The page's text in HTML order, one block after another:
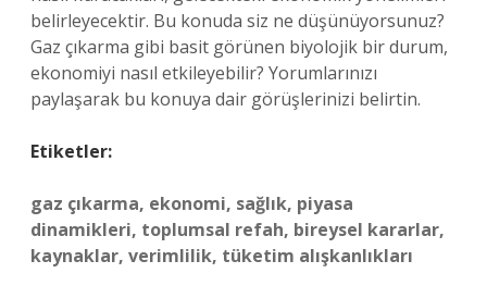
belirleyecektir. Bu konuda siz ne düşünüyorsunuz?
Gaz çıkarma gibi basit görünen biyolojik bir durum,
ekonomiyi nasıl etkileyebilir? Yorumlarınızı
paylaşarak bu konuya dair görüşlerinizi belirtin.
Etiketler:
gaz çıkarma, ekonomi, sağlık, piyasa
dinamikleri, toplumsal refah, bireysel kararlar,
kaynaklar, verimlilik, tüketim alışkanlıkları